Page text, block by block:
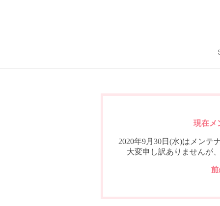
現在メ
2020年9月30日(水)はメンテ
大変申し訳ありませんが
前